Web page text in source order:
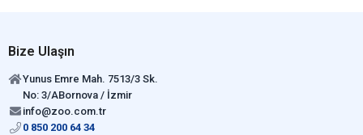
Bize Ulaşın
Yunus Emre Mah. 7513/3 Sk.
No: 3/ABornova / İzmir
info@zoo.com.tr
0 850 200 64 34